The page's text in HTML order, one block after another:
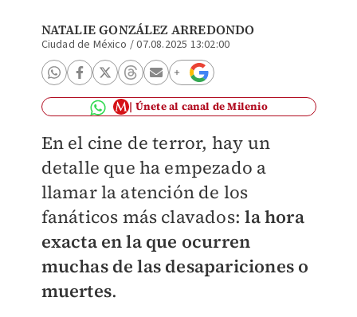
NATALIE GONZÁLEZ ARREDONDO
Ciudad de México /07.08.2025 13:02:00
Únete al canal de Milenio
En el cine de terror, hay un
detalle que ha empezado a
llamar la atención de los
fanáticos más clavados:la hora
exacta en la que ocurren
muchas de las desapariciones o
muertes.